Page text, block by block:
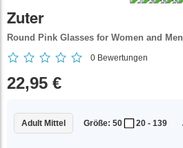
Zuter
Round Pink Glasses for Women and Men
0 Bewertungen
22,95 €
Adult Mittel Größe: 50 20 - 139